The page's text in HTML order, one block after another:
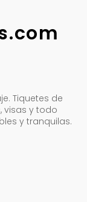
Tiquetes de
visas y todo
y tranquilas.